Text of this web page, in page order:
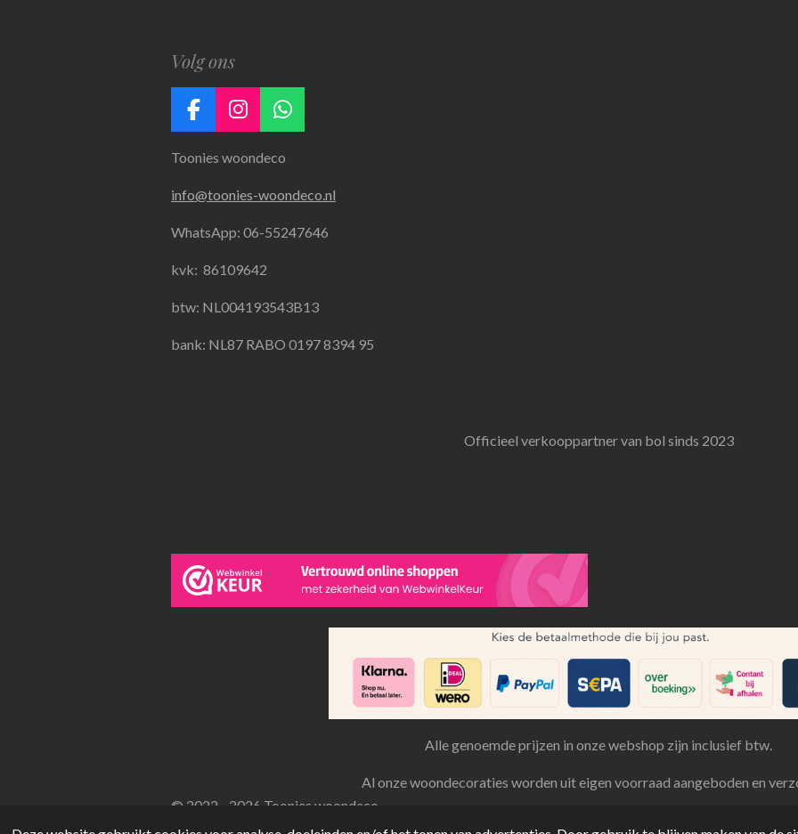
Volg ons
F
c
b
o
k
I
s
a
g
a
W
a
s
A
Toonies woondeco
info@toonies-woondeco.nl
WhatsApp: 06-55247646
kvk: 86109642
btw: NL004193543B13
bank: NL87 RABO 0197 8394 95
Officieel verkooppartner van bol sinds 2023
Alle genoemde prijzen in onze webshop zijn inclusief btw.
Al onze woondecoraties worden uit eigen voorraad aangeboden en
© 2022 - 2026 Toonies woondeco